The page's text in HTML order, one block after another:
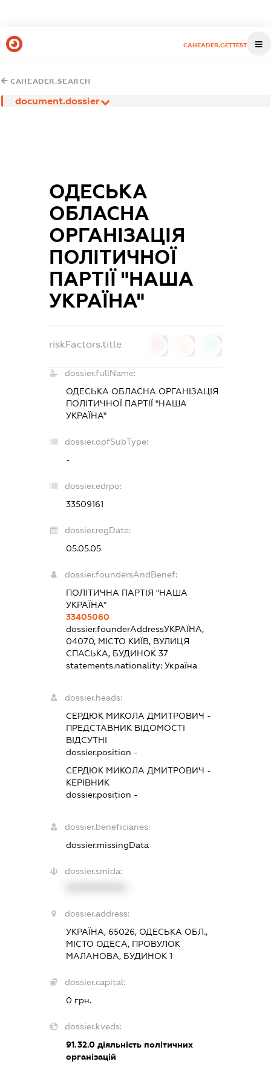
CAHEADER.GETTEST
CAHEADER.SEARCH
document.dossier
ОДЕСЬКА
ОБЛАСНА
ОРГАНІЗАЦІЯ
ПОЛІТИЧНОЇ
ПАРТІЇ "НАША
УКРАЇНА"
riskFactors.title
dossier.fullName:
ОДЕСЬКА ОБЛАСНА ОРГАНІЗАЦІЯ
ПОЛІТИЧНОЇ ПАРТІЇ "НАША
УКРАЇНА"
dossier.opfSubType:
-
dossier.edrpo:
33509161
dossier.regDate:
05.05.05
dossier.foundersAndBenef:
ПОЛІТИЧНА ПАРТІЯ "НАША
УКРАЇНА"
33405060
dossier.founderAddressУКРАЇНА,
04070, МІСТО КИЇВ, ВУЛИЦЯ
СПАСЬКА, БУДИНОК 37
statements.nationality: Україна
dossier.heads:
СЕРДЮК МИКОЛА ДМИТРОВИЧ -
ПРЕДСТАВНИК ВІДОМОСТІ
ВІДСУТНІ
dossier.position -
СЕРДЮК МИКОЛА ДМИТРОВИЧ -
КЕРІВНИК
dossier.position -
dossier.beneficiaries:
dossier.missingData
dossier.smida:
dossier.address:
УКРАЇНА, 65026, ОДЕСЬКА ОБЛ.,
МІСТО ОДЕСА, ПРОВУЛОК
МАЛАНОВА, БУДИНОК 1
dossier.capital:
0 грн.
dossier.kveds:
91.32.0діяльність політичних
організацій